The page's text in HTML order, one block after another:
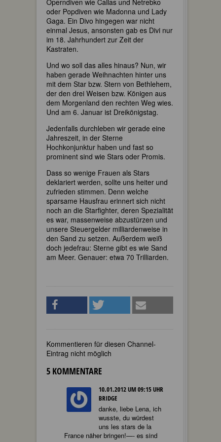
Operndiven wie Callas und Netrebko
oder Popdiven wie Madonna und Lady
Gaga. Ein Divo hingegen war nicht
einmal Jesus, ansonsten gab es Divi nur
im 18. Jahrhundert zur Zeit der
Kastraten.
Und wo soll das alles hinaus? Nun, wir
haben gerade Weihnachten hinter uns
mit dem Star bzw. Stern von Bethlehem,
der den drei Weisen bzw. Königen aus
dem Morgenland den rechten Weg wies.
Und am 6. Januar ist Dreikönigstag.
Jedenfalls durchleben wir gerade eine
Jahreszeit, in der Sterne
Hochkonjunktur haben und fast so
prominent sind wie Stars oder Promis.
Dass so wenige Frauen als Stars
deklariert werden, sollte uns heiter und
zufrieden stimmen. Denn welche
sparsame Hausfrau erinnert sich nicht
noch an die Starfighter, deren Spezialität
es war, massenweise abzustürzen und
unsere Steuergelder milliardenweise in
den Sand zu setzen. Außerdem weiß
doch jedefrau: Sterne gibt es wie Sand
am Meer. Genauer: etwa 70 Trilliarden.
Kommentieren für diesen Channel-
Eintrag nicht möglich
5 KOMMENTARE
10.01.2012 UM 09:15 UHR
BRIDGE
danke, liebe Lena, ich
wusste, du würdest
uns les stars de la
France näher bringen!—- es sind